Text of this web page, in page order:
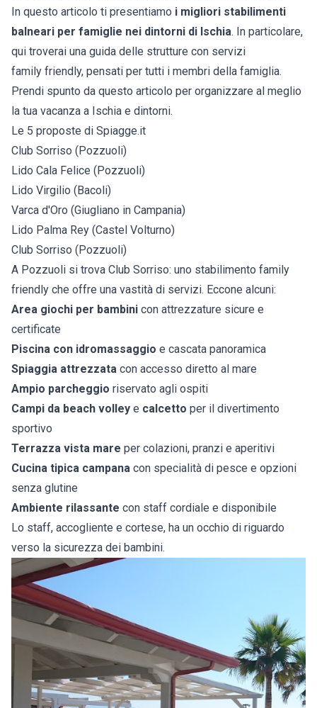
In questo articolo ti presentiamo i migliori stabilimenti
balneari per famiglie nei dintorni di Ischia. In particolare,
qui troverai una guida delle strutture con servizi
family friendly, pensati per tutti i membri della famiglia.
Prendi spunto da questo articolo per organizzare al meglio
la tua vacanza a Ischia e dintorni.
Le 5 proposte di Spiagge.it
Club Sorriso (Pozzuoli)
Lido Cala Felice (Pozzuoli)
Lido Virgilio (Bacoli)
Varca d'Oro (Giugliano in Campania)
Lido Palma Rey (Castel Volturno)
Club Sorriso (Pozzuoli)
A Pozzuoli si trova Club Sorriso: uno stabilimento family
friendly che offre una vastità di servizi. Eccone alcuni:
Area giochi per bambini con attrezzature sicure e
certificate
Piscina con idromassaggio e cascata panoramica
Spiaggia attrezzata con accesso diretto al mare
Ampio parcheggio riservato agli ospiti
Campi da beach volley e calcetto per il divertimento
sportivo
Terrazza vista mare per colazioni, pranzi e aperitivi
Cucina tipica campana con specialità di pesce e opzioni
senza glutine
Ambiente rilassante con staff cordiale e disponibile
Lo staff, accogliente e cortese, ha un occhio di riguardo
verso la sicurezza dei bambini.